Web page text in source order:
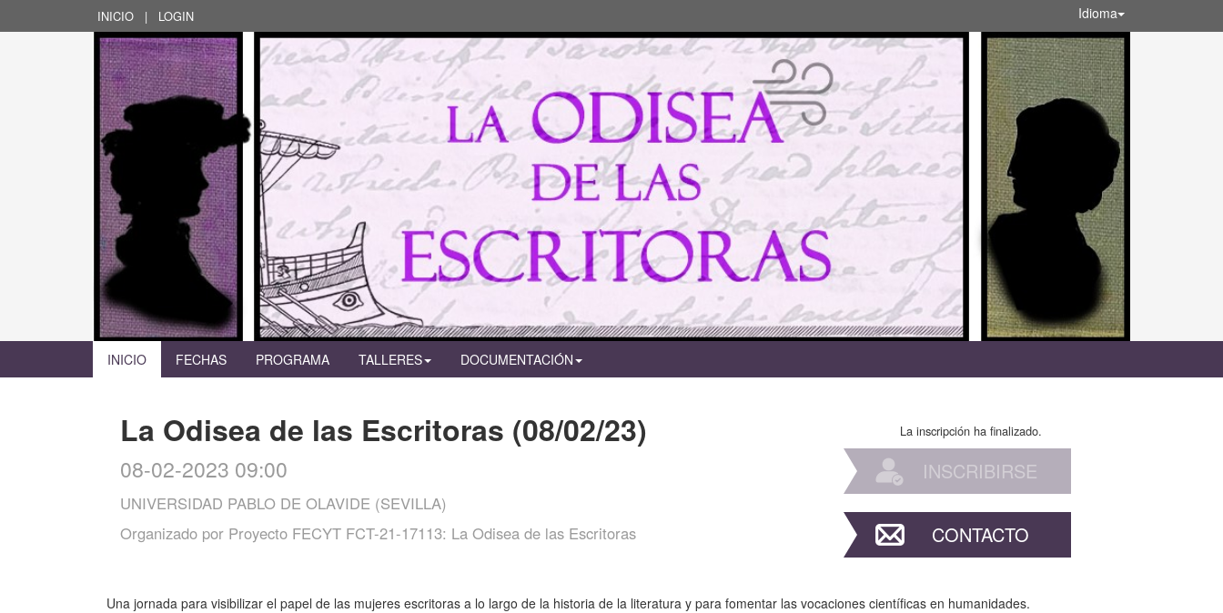
INICIO | LOGIN Idioma
INICIO FECHAS PROGRAMA TALLERES DOCUMENTACIÓN
La Odisea de las Escritoras (08/02/23)
08-02-2023 09:00
UNIVERSIDAD PABLO DE OLAVIDE (SEVILLA)
Organizado por Proyecto FECYT FCT-21-17113: La Odisea de las Escritoras
La inscripción ha finalizado.
INSCRIBIRSE
CONTACTO
Una jornada para visibilizar el papel de las mujeres escritoras a lo largo de la historia de la literatura y para fomentar las vocaciones científicas en humanidades.